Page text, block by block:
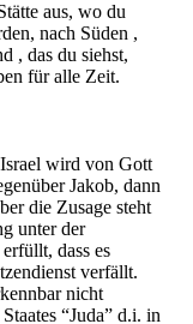
aus, wo du
nach Süden ,
, das du siehst,
für alle Zeit.
wird von Gott
Jakob, dann
die Zusage steht
unter der
dass es
verfällt.
nicht
“Juda” d.i. in